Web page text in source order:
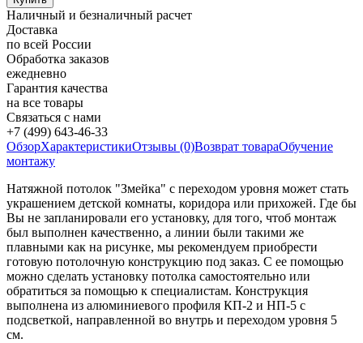
Наличный и безналичный расчет
Доставка
по всей России
Обработка заказов
ежедневно
Гарантия качества
на все товары
Связаться с нами
+7 (499) 643-46-33
ОбзорХарактеристикиОтзывы (0)Возврат товараОбучение
монтажу
Натяжной потолок "Змейка" с переходом уровня может стать
украшением детской комнаты, коридора или прихожей. Где бы
Вы не запланировали его установку, для того, чтоб монтаж
был выполнен качественно, а линии были такими же
плавными как на рисунке, мы рекомендуем приобрести
готовую потолочную конструкцию под заказ. С ее помощью
можно сделать установку потолка самостоятельно или
обратиться за помощью к специалистам. Конструкция
выполнена из алюминиевого профиля КП-2 и НП-5 с
подсветкой, направленной во внутрь и переходом уровня 5
см.